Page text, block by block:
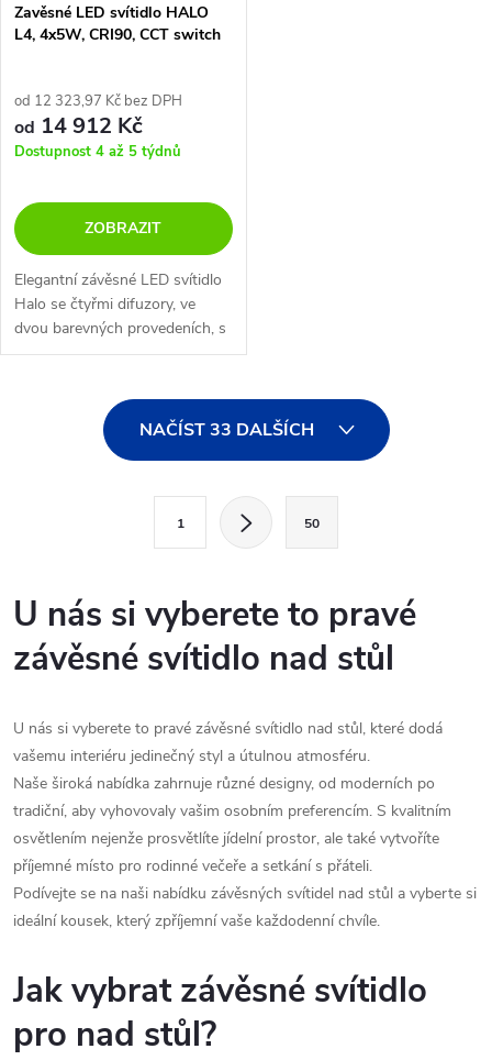
Zavěsné LED svítidlo HALO
L4, 4x5W, CRI90, CCT switch
od 12 323,97 Kč bez DPH
od 14 912 Kč
Dostupnost 4 až 5 týdnů
ZOBRAZIT
Elegantní závěsné LED svítidlo
Halo se čtyřmi difuzory, ve
dvou barevných provedeních, s
možností stmívání a přepnutí
d
a
c
í
p
r
v
k
v
ý
NAČÍST 33 DALŠÍCH
á
n
k
v
á
n
í
1 50
U nás si vyberete to pravé
závěsné svítidlo nad stůl
U nás si vyberete to pravé závěsné svítidlo nad stůl, které dodá
vašemu interiéru jedinečný styl a útulnou atmosféru.
Naše široká nabídka zahrnuje různé designy, od moderních po
tradiční, aby vyhovovaly vašim osobním preferencím. S kvalitním
osvětlením nejenže prosvětlíte jídelní prostor, ale také vytvoříte
příjemné místo pro rodinné večeře a setkání s přáteli.
Podívejte se na naši nabídku závěsných svítidel nad stůl a vyberte si
ideální kousek, který zpříjemní vaše každodenní chvíle.
Jak vybrat závěsné svítidlo
pro nad stůl?